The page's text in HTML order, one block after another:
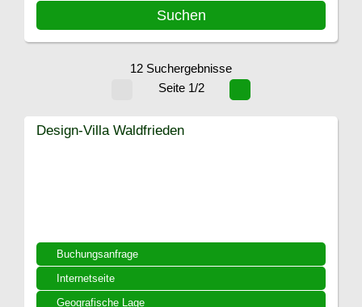
12 Suchergebnisse
Seite 1/2
Buchungsanfrage
Internetseite
Geografische Lage
Design-Villa Waldfrieden